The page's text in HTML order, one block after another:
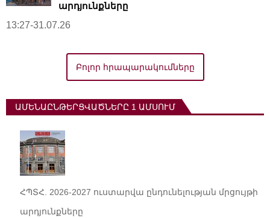
արդյունքները
13:27-31.07.26
Բոլոր հրապարակումները
ԱՄԵՆԱԸՆԹԵՐՑՎԱԾՆԵՐԸ 1 ԱՄՍՈՒՄ
ՀՊՏՀ. 2026-2027 ուստարվա ընդունելության մրցույթի
արդյունքները